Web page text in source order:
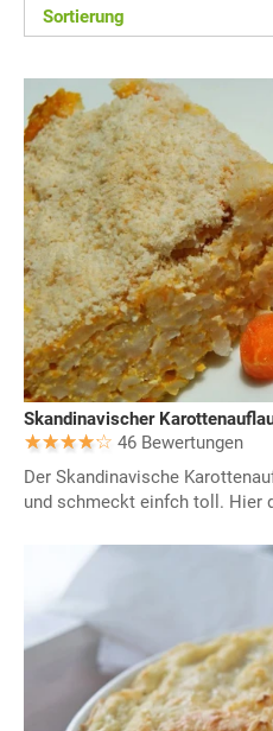
Sortierung
Skandinavischer
46 Bewertungen
Der Skandinavische
und schmeckt einfch toll. Hier